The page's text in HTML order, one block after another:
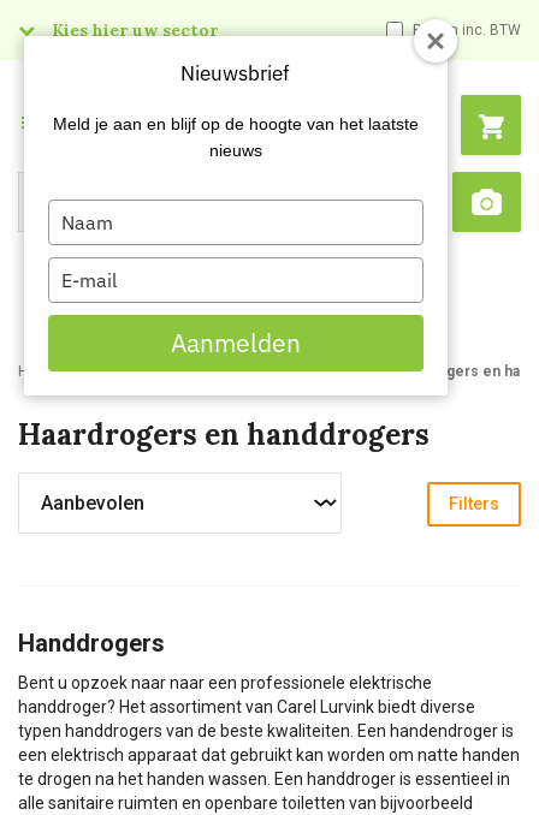
Kies hier uw sector Prijzen inc. BTW
Search
Menu
Home Webshop DJM Webshop Toilet accessoires Haardrogers en
Haardrogers en handdrogers
Filters
Handdrogers
Bent u opzoek naar naar een professionele elektrische
handdroger? Het assortiment van Carel Lurvink biedt diverse
typen handdrogers van de beste kwaliteiten. Een handendroger is
een elektrisch apparaat dat gebruikt kan worden om natte handen
te drogen na het handen wassen. Een handdroger is essentieel in
alle sanitaire ruimten en openbare toiletten van bijvoorbeeld
Nieuwsbrief
Meld je aan en blijf op de hoogte van het laatste
nieuws
Type
your
name
Type
your
email
Aanmelden